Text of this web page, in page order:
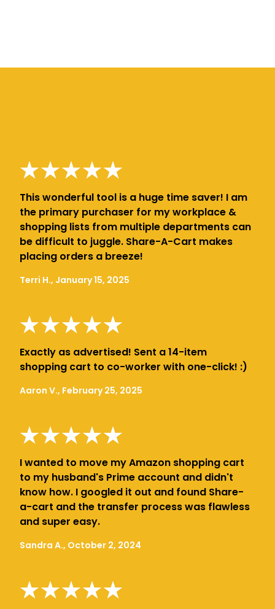
This wonderful tool is a huge time saver! I am
the primary purchaser for my workplace &
shopping lists from multiple departments can
be difficult to juggle. Share-A-Cart makes
placing orders a breeze!
Terri H., January 15, 2025
Exactly as advertised! Sent a 14-item
shopping cart to co-worker with one-click! :)
Aaron V., February 25, 2025
I wanted to move my Amazon shopping cart
to my husband's Prime account and didn't
know how. I googled it out and found Share-
a-cart and the transfer process was flawless
and super easy.
Sandra A., October 2, 2024